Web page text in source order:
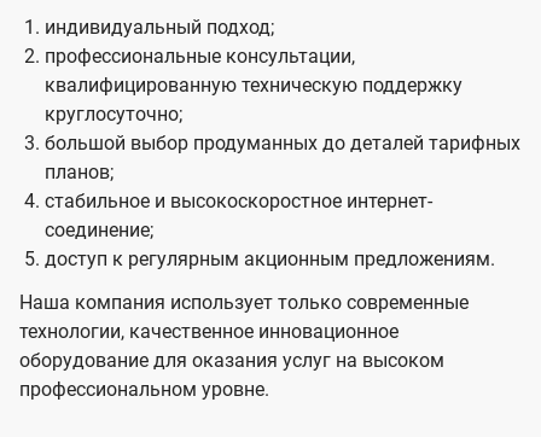
индивидуальный подход;
профессиональные консультации,
квалифицированную техническую поддержку
круглосуточно;
большой выбор продуманных до деталей тарифных
планов;
стабильное и высокоскоростное интернет-
соединение;
доступ к регулярным акционным предложениям.
Наша компания использует только современные
технологии, качественное инновационное
оборудование для оказания услуг на высоком
профессиональном уровне.